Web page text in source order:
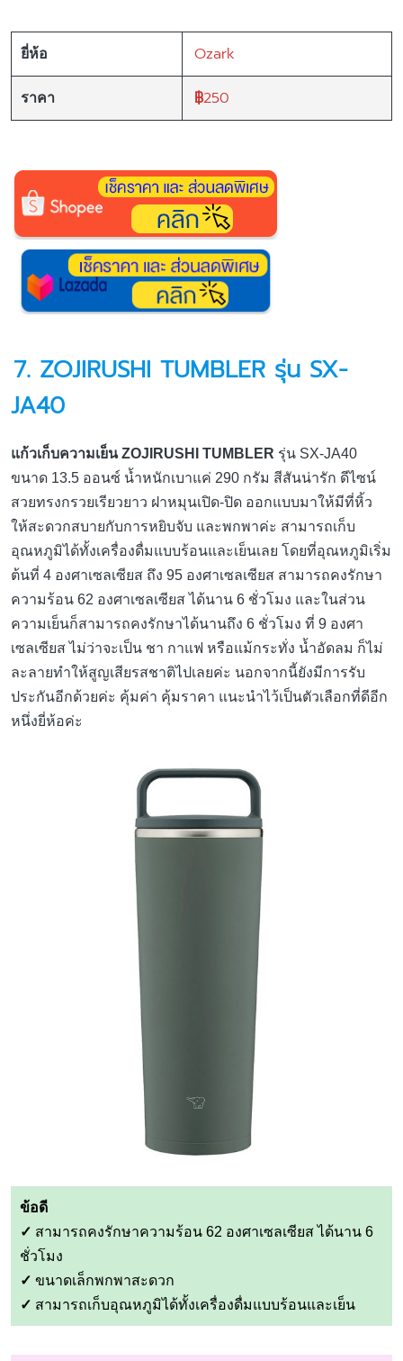
ยี่ห้อ Ozark
ราคา ฿250
7. ZOJIRUSHI TUMBLER รุ่น SX-
JA40
แก้วเก็บความเย็น ZOJIRUSHI TUMBLER รุ่น SX-JA40
ขนาด 13.5 ออนซ์ น้ำหนักเบาแค่ 290 กรัม สีสันน่ารัก ดีไซน์
สวยทรงกรวยเรียวยาว ฝาหมุนเปิด-ปิด ออกแบบมาให้มีที่หิ้ว
ให้สะดวกสบายกับการหยิบจับ และพกพาค่ะ สามารถเก็บ
อุณหภูมิได้ทั้งเครื่องดื่มแบบร้อนและเย็นเลย โดยที่อุณหภูมิเริ่ม
ต้นที่ 4 องศาเซลเซียส ถึง 95 องศาเซลเซียส สามารถคงรักษา
ความร้อน 62 องศาเซลเซียส ได้นาน 6 ชั่วโมง และในส่วน
ความเย็นก็สามารถคงรักษาได้นานถึง 6 ชั่วโมง ที่ 9 องศา
เซลเซียส ไม่ว่าจะเป็น ชา กาแฟ หรือแม้กระทั่ง น้ำอัดลม ก็ไม่
ละลายทำให้สูญเสียรสชาติไปเลยค่ะ นอกจากนี้ยังมีการรับ
ประกันอีกด้วยค่ะ คุ้มค่า คุ้มราคา แนะนำไว้เป็นตัวเลือกที่ดีอีก
หนึ่งยี่ห้อค่ะ
ข้อดี
✓ สามารถคงรักษาความร้อน 62 องศาเซลเซียส ได้นาน 6
ชั่วโมง
✓ ขนาดเล็กพกพาสะดวก
✓ สามารถเก็บอุณหภูมิได้ทั้งเครื่องดื่มแบบร้อนและเย็น